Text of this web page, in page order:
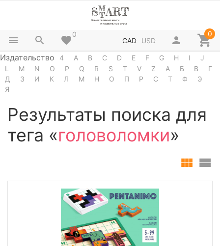
0
CAD USD
0
Издательство 4 A B C D E F G H I
J
L
M N O P Q R S T V Z А Б В
Г
Д
З И К Л М Н О П Р С Т Ф
Э
Я
Результаты поиска для
тега «головоломки»